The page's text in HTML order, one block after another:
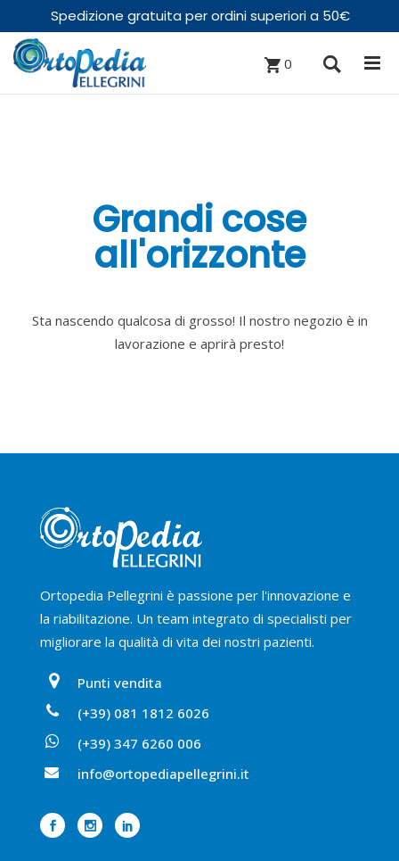
Spedizione gratuita per ordini superiori a 50€
0
Grandi cose
all'orizzonte
Sta nascendo qualcosa di grosso! Il nostro negozio è in
lavorazione e aprirà presto!
Ortopedia Pellegrini è passione per l'innovazione e
la riabilitazione. Un team integrato di specialisti per
migliorare la qualità di vita dei nostri pazienti.
Punti vendita
(+39) 081 1812 6026
(+39) 347 6260 006
info@ortopediapellegrini.it